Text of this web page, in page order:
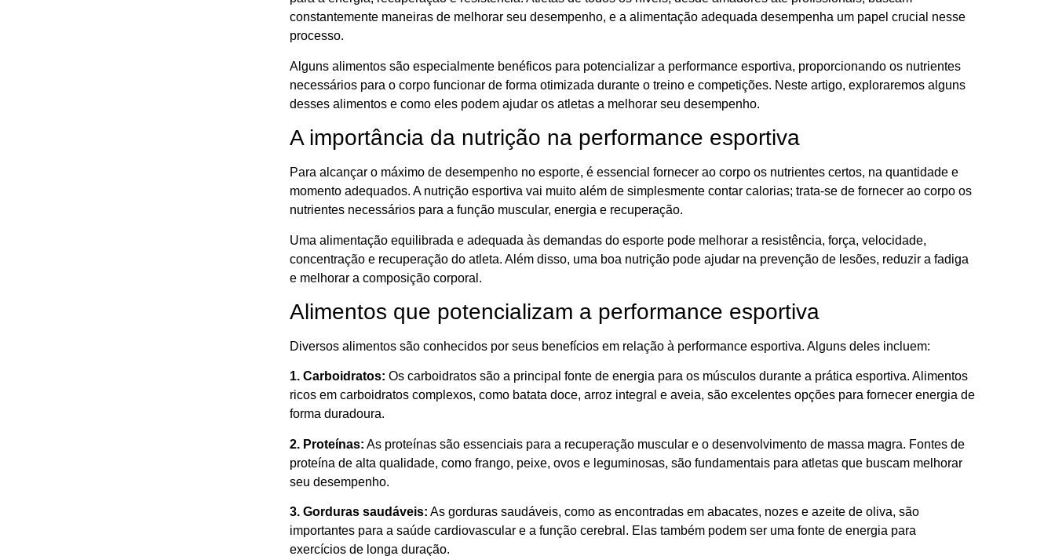
constantemente maneiras de melhorar seu desempenho, e a alimentação adequada desempenha um papel crucial nesse
processo.
Alguns alimentos são especialmente benéficos para potencializar a performance esportiva, proporcionando os nutrientes
necessários para o corpo funcionar de forma otimizada durante o treino e competições. Neste artigo, exploraremos alguns
desses alimentos e como eles podem ajudar os atletas a melhorar seu desempenho.
A importância da nutrição na performance esportiva
Para alcançar o máximo de desempenho no esporte, é essencial fornecer ao corpo os nutrientes certos, na quantidade e
momento adequados. A nutrição esportiva vai muito além de simplesmente contar calorias; trata-se de fornecer ao corpo os
nutrientes necessários para a função muscular, energia e recuperação.
Uma alimentação equilibrada e adequada às demandas do esporte pode melhorar a resistência, força, velocidade,
concentração e recuperação do atleta. Além disso, uma boa nutrição pode ajudar na prevenção de lesões, reduzir a fadiga
e melhorar a composição corporal.
Alimentos que potencializam a performance esportiva
Diversos alimentos são conhecidos por seus benefícios em relação à performance esportiva. Alguns deles incluem:
1. Carboidratos: Os carboidratos são a principal fonte de energia para os músculos durante a prática esportiva. Alimentos
ricos em carboidratos complexos, como batata doce, arroz integral e aveia, são excelentes opções para fornecer energia de
forma duradoura.
2. Proteínas: As proteínas são essenciais para a recuperação muscular e o desenvolvimento de massa magra. Fontes de
proteína de alta qualidade, como frango, peixe, ovos e leguminosas, são fundamentais para atletas que buscam melhorar
seu desempenho.
3. Gorduras saudáveis: As gorduras saudáveis, como as encontradas em abacates, nozes e azeite de oliva, são
importantes para a saúde cardiovascular e a função cerebral. Elas também podem ser uma fonte de energia para
exercícios de longa duração.